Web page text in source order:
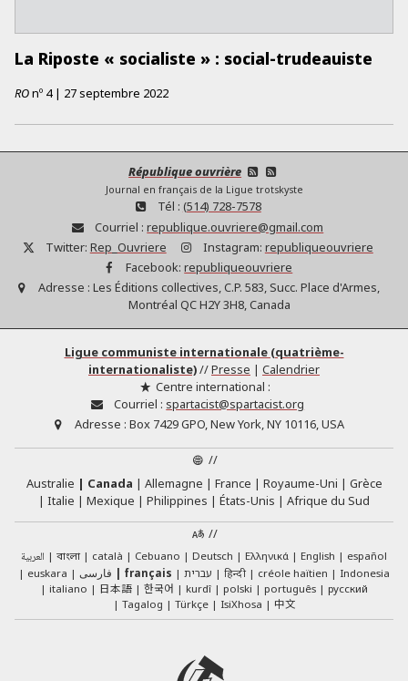
La Riposte « socialiste » : social-trudeauiste
ROnº 4 | 27 septembre 2022
République ouvrière
Journal en français de la Ligue trotskyste
Tél : (514) 728-7578
Courriel : republique.ouvriere@gmail.com
Twitter: Rep_Ouvriere Instagram: republiqueouvriere
Facebook: republiqueouvriere
Adresse : Les Éditions collectives, C.P. 583, Succ. Place d'Armes,
Montréal QC H2Y 3H8, Canada
Ligue communiste internationale (quatrième-
internationaliste)//Presse | Calendrier
Centre international :
Courriel : spartacist@spartacist.org
Adresse : Box 7429 GPO, New York, NY 10116, USA
//
Australie
Canada Allemagne France Royaume-Uni
Grèce
Italie
Mexique Philippines États-Unis
Afrique du Sud
//
العربية বাংলা català Cebuano Deutsch Ελληνικά English
español
euskara
فارسی français עברית हिन्दी créole haïtien
Indonesia
italiano
日本語 한국어 kurdî polski português
русский
Tagalog
Türkçe IsiXhosa 中文